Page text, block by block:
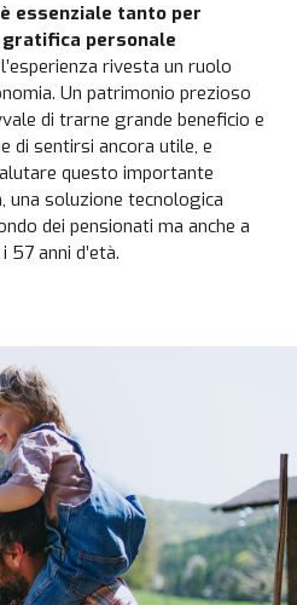
essenziale tanto per
gratifica personale
rivesta un ruolo
Un patrimonio prezioso
di trarne grande beneficio e
di sentirsi ancora utile, e
questo importante
una soluzione tecnologica
dei pensionati ma anche a
anni d’età.